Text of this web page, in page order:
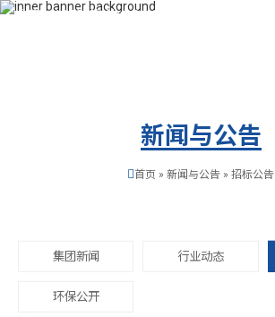
400-115-2288 dfam@ut440.com
新闻与公告
首页 » 新闻与公告 » 招标公告
集团新闻 行业动态
环保公开